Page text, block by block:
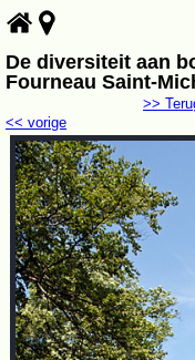
De diversiteit aan
Fourneau Saint-
<< vorige
>>